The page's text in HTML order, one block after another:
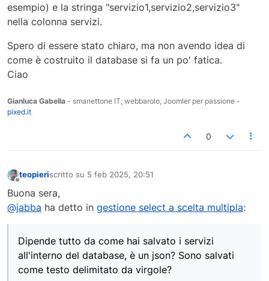
</div>
</html>
esempio) e la stringa "servizio1,servizio2,servizio3"
nella colonna servizi.
Spero di essere stato chiaro, ma non avendo idea di
come è costruito il database si fa un po' fatica.
Ciao
Gianluca Gabella - smanettone IT, webbarolo, Joomler per passione -
pixed.it
0
teopieriscritto su 5 feb 2025, 20:51
ultima modifica di
Buona sera,
@jabba ha detto in gestione select a scelta multipla:
Dipende tutto da come hai salvato i servizi
all'interno del database, è un json? Sono salvati
come testo delimitato da virgole?